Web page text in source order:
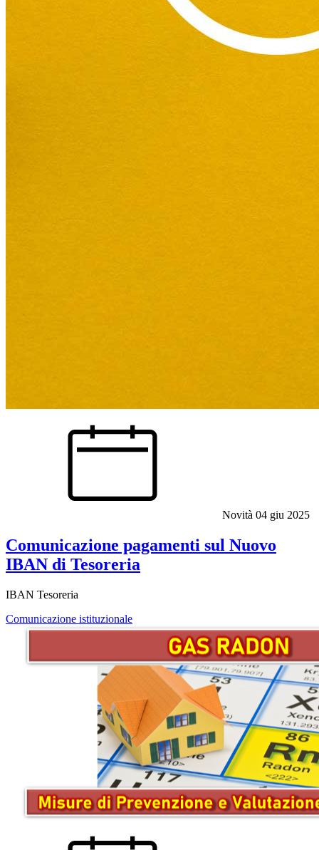
Novità 04 giu 2025
Comunicazione pagamenti sul Nuovo
IBAN di Tesoreria
IBAN Tesoreria
Comunicazione istituzionale